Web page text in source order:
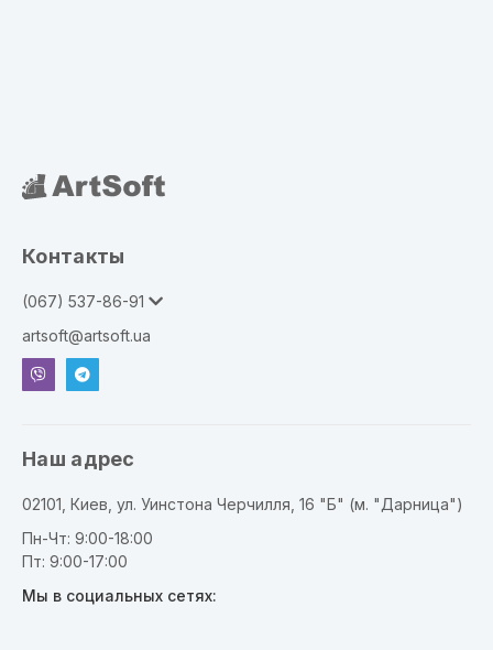
Контакты
(067) 537-86-91
artsoft@artsoft.ua
Наш адрес
02101, Киев, ул. Уинстона Черчилля, 16 "Б" (м. "Дарница")
Пн-Чт: 9:00-18:00
Пт: 9:00-17:00
Мы в социальных сетях: